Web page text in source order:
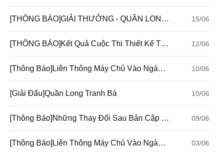
[THÔNG BÁO]GIẢI THƯỞNG - QUẦN LONG TRANH BÁ 15/06
[THÔNG BÁO]Kết Quả Cuộc Thi Thiết Kế Thời Trang Tình Kiếm 3D 12/06
[Thông Báo]Liên Thông Máy Chủ Vào Ngày 10/06/2020 10/06
[Giải Đấu]Quần Long Tranh Bá 10/06
[Thông Báo]Những Thay Đổi Sau Bản Cập Nhật Ngày 10/06/2020 09/06
[Thông Báo]Liên Thông Máy Chủ Vào Ngày 03/06/2020 03/06